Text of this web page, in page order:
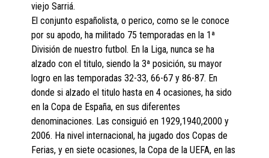
viejo Sarriá.
El conjunto españolista, o perico, como se le conoce
por su apodo, ha militado 75 temporadas en la 1ª
División de nuestro futbol. En la Liga, nunca se ha
alzado con el titulo, siendo la 3ª posición, su mayor
logro en las temporadas 32-33, 66-67 y 86-87. En
donde si alzado el titulo hasta en 4 ocasiones, ha sido
en la Copa de España, en sus diferentes
denominaciones. Las consiguió en 1929,1940,2000 y
2006. Ha nivel internacional, ha jugado dos Copas de
Ferias, y en siete ocasiones, la Copa de la UEFA, en las